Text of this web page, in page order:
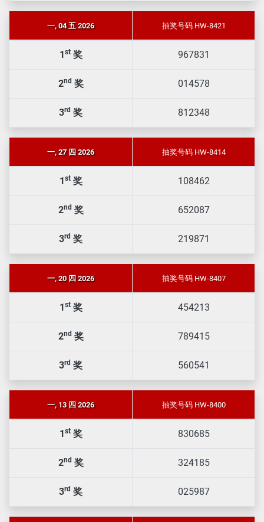
一, 04 五 2026 抽奖号码 HW-8421
1 st奖 967831
2nd 奖 014578
3rd 奖 812348
一, 27 四 2026 抽奖号码 HW-8414
1 st奖 108462
2nd 奖 652087
3rd 奖 219871
一, 20 四 2026 抽奖号码 HW-8407
1 st奖 454213
2nd 奖 789415
3rd 奖 560541
一, 13 四 2026 抽奖号码 HW-8400
1 st奖 830685
2nd 奖 324185
3rd 奖 025987